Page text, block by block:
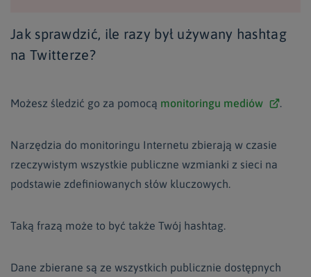
Jak sprawdzić, ile razy był używany hashtag
na Twitterze?
Możesz śledzić go za pomocą monitoringu mediów .
Narzędzia do monitoringu Internetu zbierają w czasie
rzeczywistym wszystkie publiczne wzmianki z sieci na
podstawie zdefiniowanych słów kluczowych.
Taką frazą może to być także Twój hashtag.
Dane zbierane są ze wszystkich publicznie dostępnych